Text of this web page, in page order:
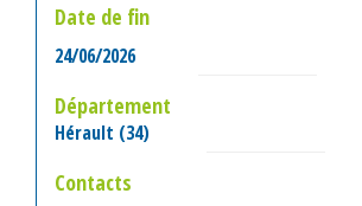
Date de fin
24/06/2026
Département
Hérault (34)
Contacts